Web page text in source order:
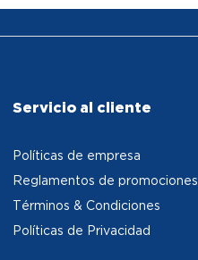
Servicio al cliente
Políticas de empresa
Reglamentos de promociones
Términos & Condiciones
Políticas de Privacidad